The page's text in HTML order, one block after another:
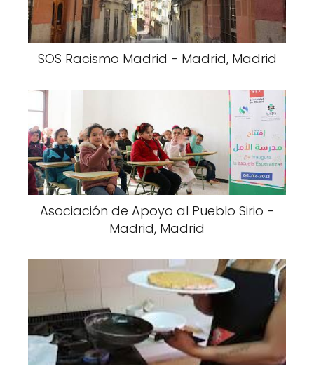
SOS Racismo Madrid - Madrid, Madrid
Asociación de Apoyo al Pueblo Sirio -
Madrid, Madrid